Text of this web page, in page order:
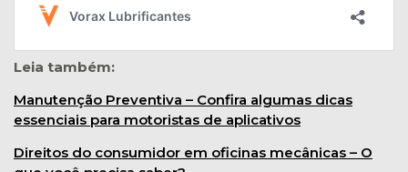
Leia também:
Manutenção Preventiva – Confira algumas dicas
essenciais para motoristas de aplicativos
Direitos do consumidor em oficinas mecânicas – O